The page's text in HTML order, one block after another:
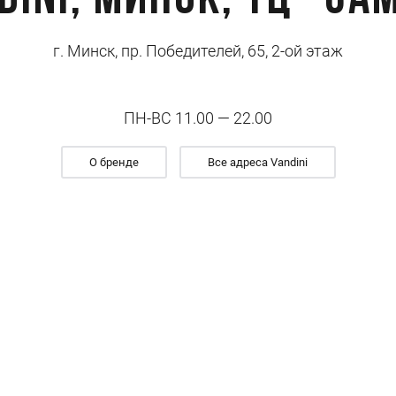
г. Минск, пр. Победителей, 65, 2-ой этаж
ПН-ВС 11.00 — 22.00
О бренде Все адреса Vandini